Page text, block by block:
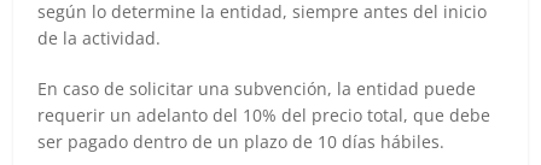
según lo determine la entidad, siempre antes del inicio
de la actividad.
En caso de solicitar una subvención, la entidad puede
requerir un adelanto del 10% del precio total, que debe
ser pagado dentro de un plazo de 10 días hábiles.